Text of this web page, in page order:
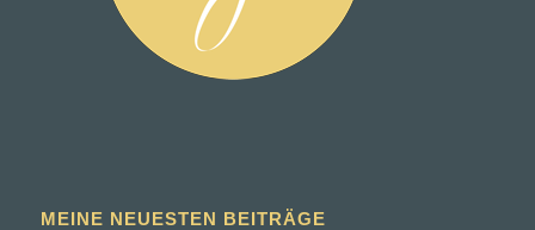
MEINE NEUESTEN BEITRÄGE